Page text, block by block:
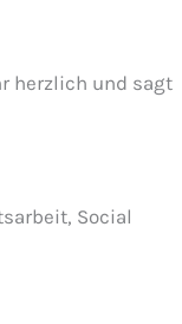
herzlich und sagt
Social